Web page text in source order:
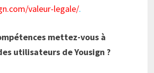
valeur-legale/.
mettez-vous à
utilisateurs de Yousign ?